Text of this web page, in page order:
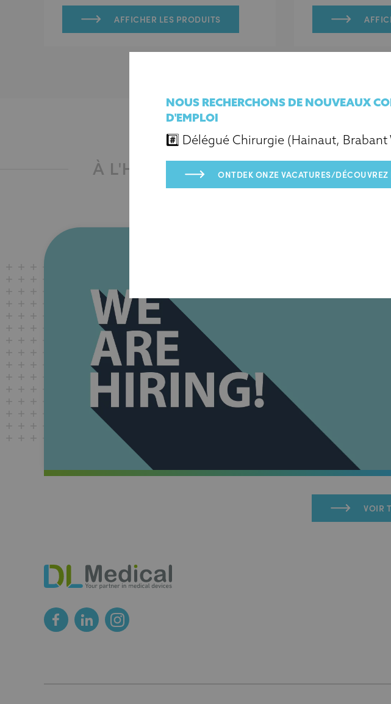
AFFICHER LES PRODUITS
À L'HONNEUR
VOIR
Medical
Des
médias
NOUS RECHERCHONS DE NOUVEAUX
D'EMPLOI
#️⃣ Délégué Chirurgie (Hainaut,
ONTDEK ONZE VACATURES/